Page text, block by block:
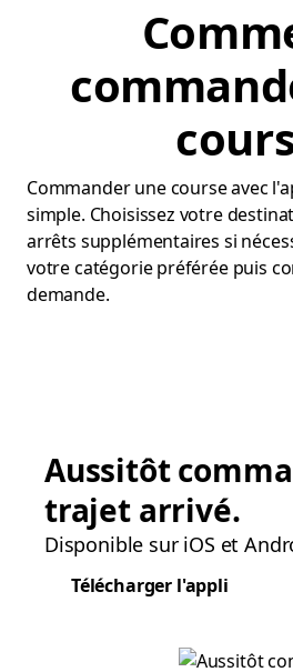
Commander une course avec
simple. Choisissez votre
arrêts supplémentaires si
votre catégorie préférée puis
demande.
Aussitôt
trajet arrivé.
Disponible sur iOS et
Télécharger l'appli